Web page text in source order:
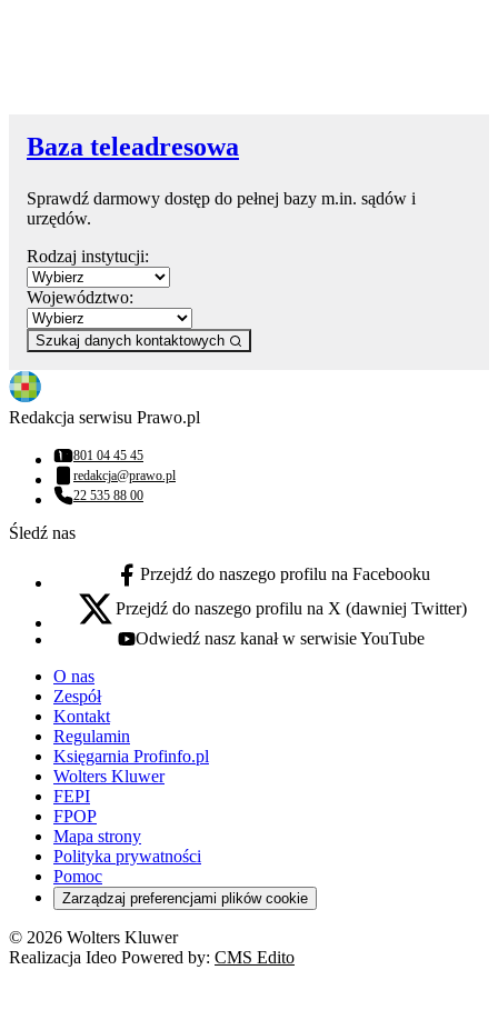
Baza teleadresowa
Sprawdź darmowy dostęp do pełnej bazy m.in. sądów i
urzędów.
Rodzaj instytucji:
Województwo:
Szukaj danych kontaktowych
Redakcja serwisu Prawo.pl
Numer telefonu:
801 04 45 45
Adres email:
redakcja@prawo.pl
Numer telefonu:
22 535 88 00
Śledź nas
facebook - otwiera się w nowej karcie
Przejdź do naszego profilu na Facebooku
x - otwiera się w nowej karcie
Przejdź do naszego profilu na X (dawniej Twitter)
youtube - otwiera się w nowej karcie
Odwiedź nasz kanał w serwisie YouTube
O nas
Zespół
Kontakt
Regulamin
Księgarnia Profinfo.pl
Wolters Kluwer
FEPI
FPOP
Mapa strony
Polityka prywatności
Pomoc
Zarządzaj preferencjami plików cookie
© 2026 Wolters Kluwer
Realizacja Ideo Powered by: CMS Edito